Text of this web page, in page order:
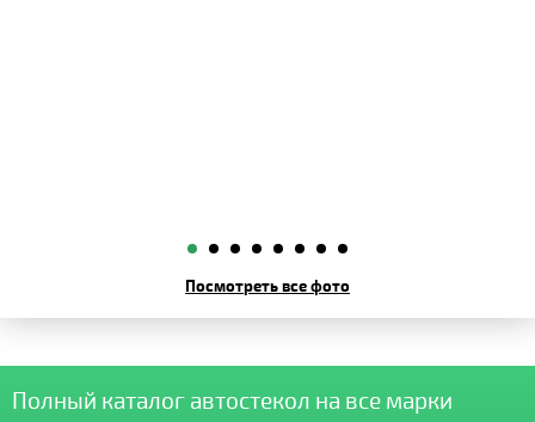
Посмотреть все фото
Полный каталог автостекол на все марки